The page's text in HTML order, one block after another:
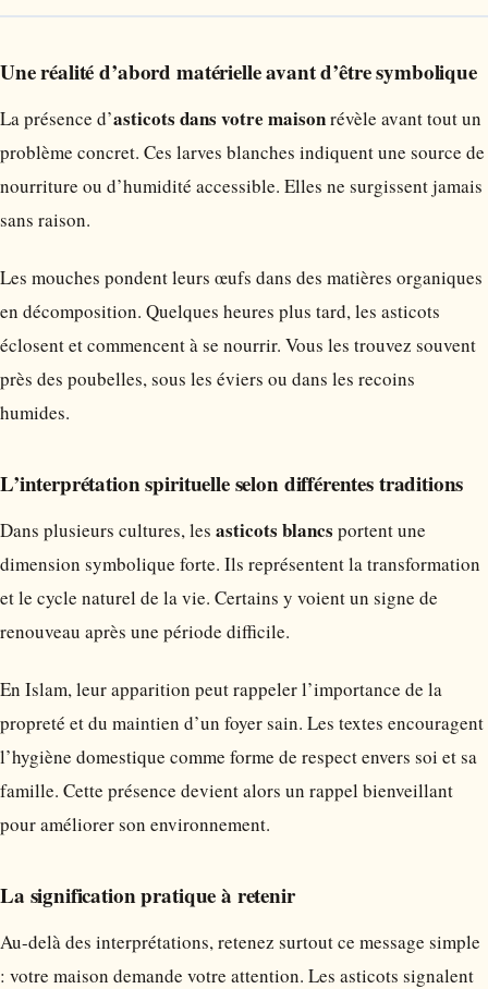
Une réalité d’abord matérielle avant d’être symbolique
La présence d’asticots dans votre maisonrévèle avant tout un
problème concret. Ces larves blanches indiquent une source de
nourriture ou d’humidité accessible. Elles ne surgissent jamais
sans raison.
Les mouches pondent leurs œufs dans des matières organiques
en décomposition. Quelques heures plus tard, les asticots
éclosent et commencent à se nourrir. Vous les trouvez souvent
près des poubelles, sous les éviers ou dans les recoins
humides.
L’interprétation spirituelle selon différentes traditions
Dans plusieurs cultures, les asticots blancs portent une
dimension symbolique forte. Ils représentent la transformation
et le cycle naturel de la vie. Certains y voient un signe de
renouveau après une période difficile.
En Islam, leur apparition peut rappeler l’importance de la
propreté et du maintien d’un foyer sain. Les textes encouragent
l’hygiène domestique comme forme de respect envers soi et sa
famille. Cette présence devient alors un rappel bienveillant
pour améliorer son environnement.
La signification pratique à retenir
Au-delà des interprétations, retenez surtout ce message simple
: votre maison demande votre attention. Les asticots signalent